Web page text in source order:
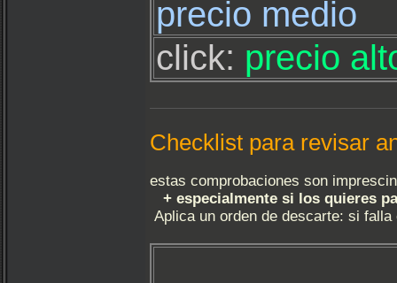
precio medio
click: precio
Checklist para revisar
estas comprobaciones son
+ especialmente si los quieres
Aplica un orden de descarte: si